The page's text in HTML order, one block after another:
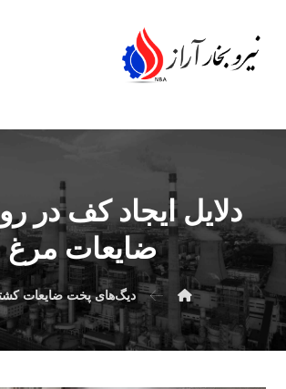
دلایل ایجاد کف در
ضایعات مرغ
دیگ‌های پخت ضایعات